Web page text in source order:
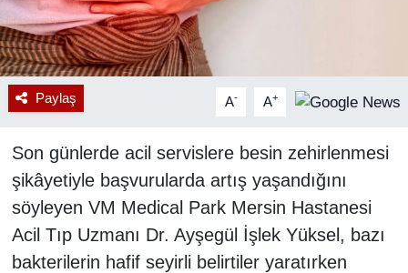
Paylaş A- A+
Son günlerde acil servislere besin zehirlenmesi
şikâyetiyle başvurularda artış yaşandığını
söyleyen VM Medical Park Mersin Hastanesi
Acil Tıp Uzmanı Dr. Ayşegül İşlek Yüksel, bazı
bakterilerin hafif seyirli belirtiler yaratırken